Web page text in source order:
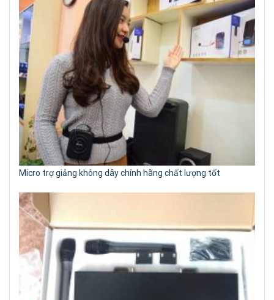
Micro trợ giảng không dây chính hãng chất lượng tốt